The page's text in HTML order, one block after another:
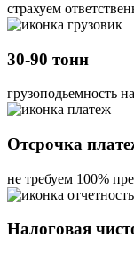
страхуем
30-90 тонн
грузоподьемность
Отсрочка
не требуем 100%
Налоговая